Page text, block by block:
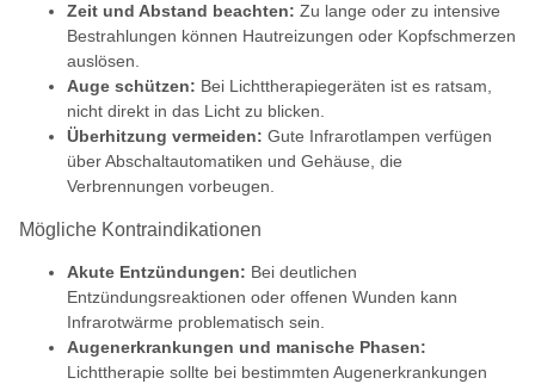
Zeit und Abstand beachten: Zu lange oder zu intensive
Bestrahlungen können Hautreizungen oder Kopfschmerzen
auslösen.
Auge schützen: Bei Lichttherapiegeräten ist es ratsam,
nicht direkt in das Licht zu blicken.
Überhitzung vermeiden: Gute Infrarotlampen verfügen
über Abschaltautomatiken und Gehäuse, die
Verbrennungen vorbeugen.
Mögliche Kontraindikationen
Akute Entzündungen: Bei deutlichen
Entzündungsreaktionen oder offenen Wunden kann
Infrarotwärme problematisch sein.
Augenerkrankungen und manische Phasen:
Lichttherapie sollte bei bestimmten Augenerkrankungen